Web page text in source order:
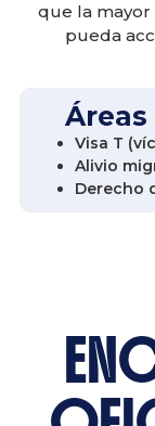
que la mayor
pueda
Visa T
Alivio
Derecho